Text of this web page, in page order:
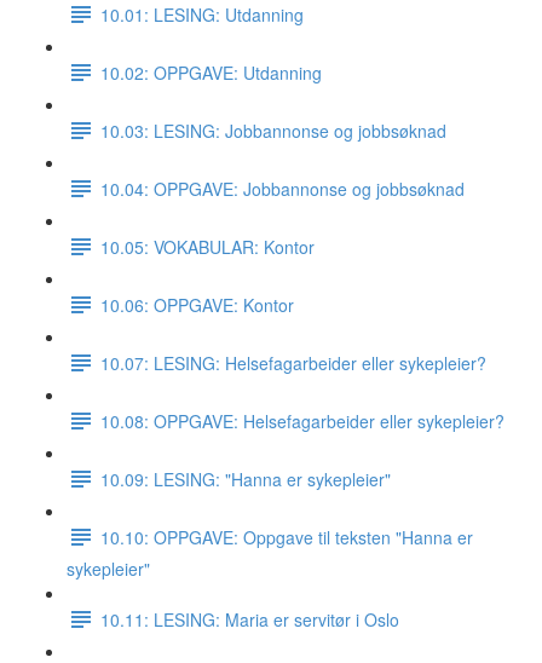
10.01: LESING: Utdanning
10.02: OPPGAVE: Utdanning
10.03: LESING: Jobbannonse og jobbsøknad
10.04: OPPGAVE: Jobbannonse og jobbsøknad
10.05: VOKABULAR: Kontor
10.06: OPPGAVE: Kontor
10.07: LESING: Helsefagarbeider eller sykepleier?
10.08: OPPGAVE: Helsefagarbeider eller sykepleier?
10.09: LESING: "Hanna er sykepleier"
10.10: OPPGAVE: Oppgave til teksten "Hanna er
sykepleier"
10.11: LESING: Maria er servitør i Oslo